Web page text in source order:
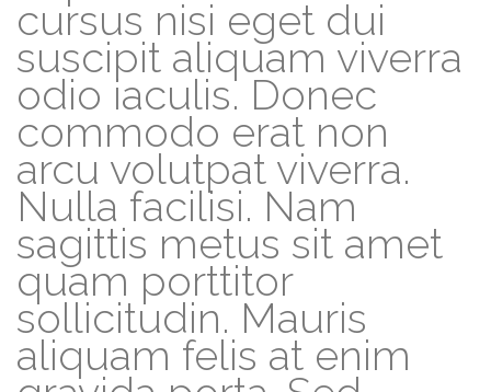
cursus nisi eget dui
suscipit aliquam viverra
odio iaculis. Donec
commodo erat non
arcu volutpat viverra.
Nulla facilisi. Nam
sagittis metus sit amet
quam porttitor
sollicitudin. Mauris
aliquam felis at enim